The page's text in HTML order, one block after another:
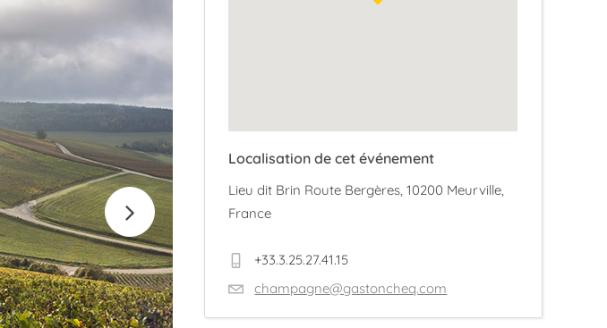
Localisation de cet événement
Lieu dit Brin Route Bergères, 10200 Meurville,
France
+33.3.25.27.41.15
champagne@gastoncheq.com